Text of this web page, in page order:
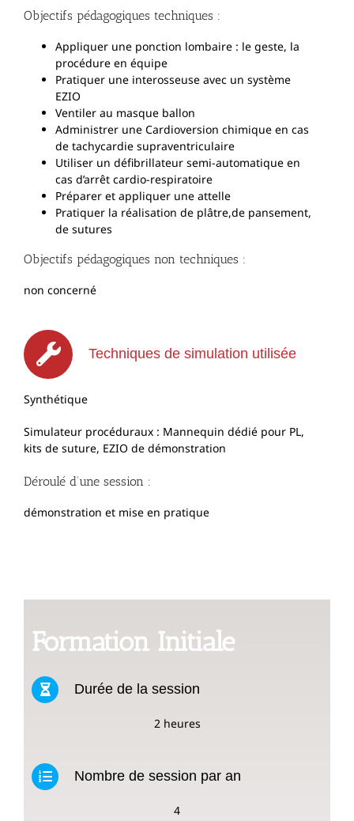
Objectifs pédagogiques techniques :
Appliquer une ponction lombaire : le geste, la
procédure en équipe
Pratiquer une interosseuse avec un système
EZIO
Ventiler au masque ballon
Administrer une Cardioversion chimique en cas
de tachycardie supraventriculaire
Utiliser un défibrillateur semi-automatique en
cas d’arrêt cardio-respiratoire
Préparer et appliquer une attelle
Pratiquer la réalisation de plâtre,de pansement,
de sutures
Objectifs pédagogiques non techniques :
non concerné
Techniques de simulation utilisée
Synthétique
Simulateur procéduraux : Mannequin dédié pour PL,
kits de suture, EZIO de démonstration
Déroulé d’une session :
démonstration et mise en pratique
Formation Initiale
Durée de la session
2 heures
Nombre de session par an
4